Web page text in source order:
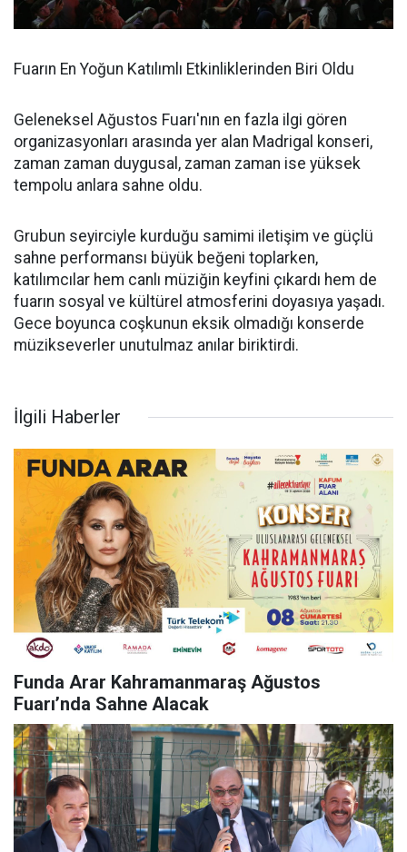
Fuarın En Yoğun Katılımlı Etkinliklerinden Biri Oldu
Geleneksel Ağustos Fuarı'nın en fazla ilgi gören
organizasyonları arasında yer alan Madrigal konseri,
zaman zaman duygusal, zaman zaman ise yüksek
tempolu anlara sahne oldu.
Grubun seyirciyle kurduğu samimi iletişim ve güçlü
sahne performansı büyük beğeni toplarken,
katılımcılar hem canlı müziğin keyfini çıkardı hem de
fuarın sosyal ve kültürel atmosferini doyasıya yaşadı.
Gece boyunca coşkunun eksik olmadığı konserde
müzikseverler unutulmaz anılar biriktirdi.
İlgili Haberler
Funda Arar Kahramanmaraş Ağustos
Fuarı’nda Sahne Alacak